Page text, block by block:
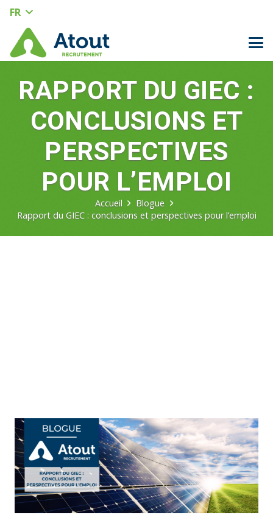
FR
RAPPORT DU GIEC :
CONCLUSIONS ET
PERSPECTIVES
POUR L’EMPLOI
Accueil
Blogue
Rapport du GIEC : conclusions et perspectives pour l’emploi